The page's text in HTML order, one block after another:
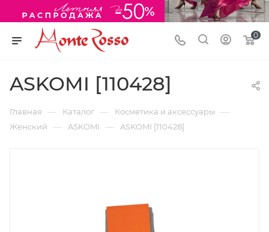
0
ASKOMI [110428]
Главная — Каталог — Косметика и аксессуары —
Женский — ASKOMI — ASKOMI [110428]